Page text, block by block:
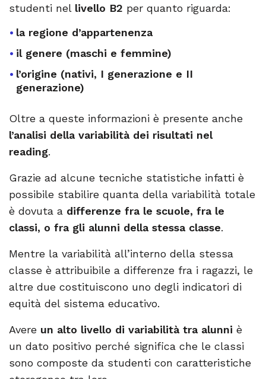
studenti nel livello B2 per quanto riguarda:
la regione d’appartenenza
il genere (maschi e femmine)
l’origine (nativi, I generazione e II
generazione)
Oltre a queste informazioni è presente anche
l’analisi della variabilità dei risultati nel
reading.
Grazie ad alcune tecniche statistiche infatti è
possibile stabilire quanta della variabilità totale
è dovuta a differenze fra le scuole, fra le
classi, o fra gli alunni della stessa classe.
Mentre la variabilità all’interno della stessa
classe è attribuibile a differenze fra i ragazzi, le
altre due costituiscono uno degli indicatori di
equità del sistema educativo.
Avere un alto livello di variabilità tra alunni è
un dato positivo perché significa che le classi
sono composte da studenti con caratteristiche